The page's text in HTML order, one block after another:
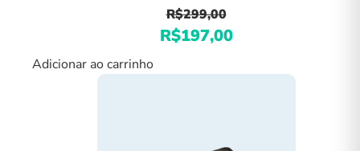
R$299,00
O
original
R$197,00O
atual
Adicionar ao carrinho